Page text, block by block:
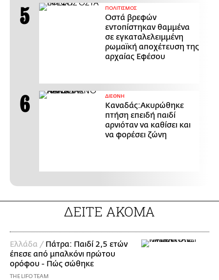
ΠΟΛΙΤΙΣΜΟΣ
Οστά βρεφών
εντοπίστηκαν θαμμένα
σε εγκαταλελειμμένη
ρωμαϊκή αποχέτευση της
αρχαίας Εφέσου
ΔΙΕΘΝΗ
Καναδάς:Ακυρώθηκε
πτήση επειδή παιδί
αρνιόταν να καθίσει και
να φορέσει ζώνη
ΔΕΙΤΕ ΑΚΟΜΑ
Ελλάδα / Πάτρα: Παιδί 2,5 ετών
έπεσε από μπαλκόνι πρώτου
ορόφου - Πώς σώθηκε
THE LIFO TEAM